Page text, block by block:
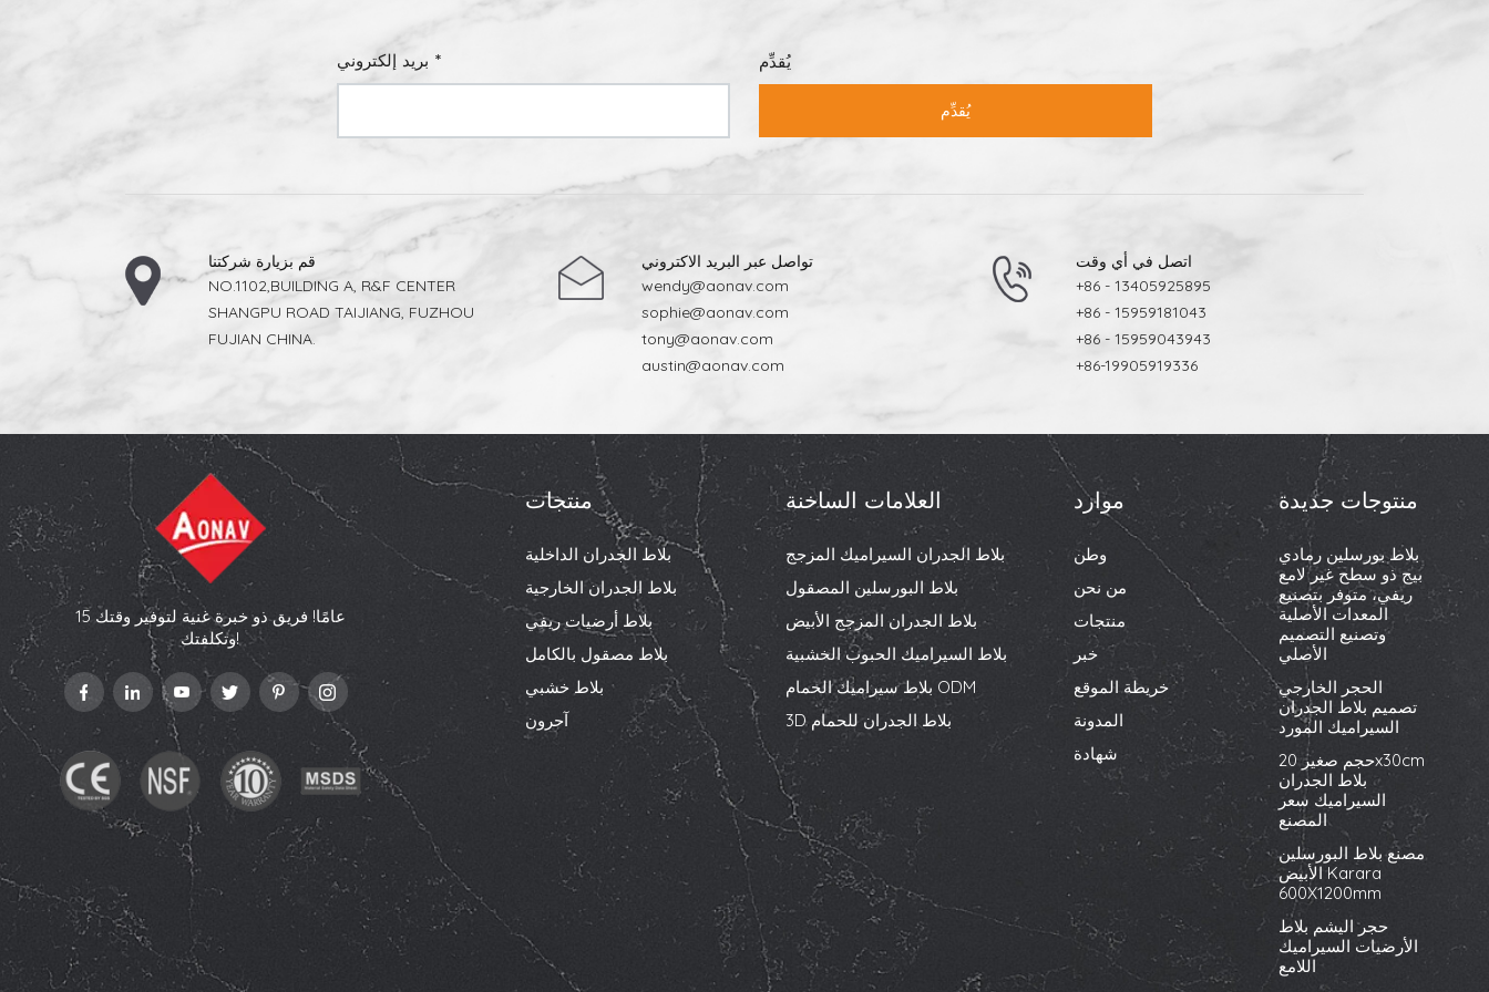
بريد إلكتروني * يُقدِّم
يُقدِّم
قم بزيارة شركتنا
NO.1102,BUILDING A, R&F CENTER
SHANGPU ROAD TAIJIANG, FUZHOU
FUJIAN CHINA.
تواصل عبر البريد الاكتروني
wendy@aonav.com
sophie@aonav.com
tony@aonav.com
austin@aonav.com
اتصل في أي وقت
+86 - 13405925895
+86 - 15959181043
+86 - 15959043943
+86-19905919336
15 عامًا! فريق ذو خبرة غنية لتوفير وقتك
وتكلفتك!
منتجات
بلاط الجدران الداخلية
بلاط الجدران الخارجية
بلاط أرضيات ريفي
بلاط مصقول بالكامل
بلاط خشبي
آحرون
العلامات الساخنة
بلاط الجدران السيراميك المزجج
بلاط البورسلين المصقول
بلاط الجدران المزجج الأبيض
بلاط السيراميك الحبوب الخشبية
بلاط سيراميك الحمام ODM
3D بلاط الجدران للحمام
موارد
وطن
من نحن
منتجات
خبر
خريطة الموقع
المدونة
شهادة
منتوجات جديدة
بلاط بورسلين رمادي
بيج ذو سطح غير لامع
ريفي، متوفر بتصنيع
المعدات الأصلية
وتصنيع التصميم
الأصلي
الحجر الخارجي
تصميم بلاط الجدران
السيراميك المورد
حجم صغير 20x30cm
بلاط الجدران
السيراميك سعر
المصنع
مصنع بلاط البورسلين
الأبيض Karara
600X1200mm
حجر اليشم بلاط
الأرضيات السيراميك
اللامع